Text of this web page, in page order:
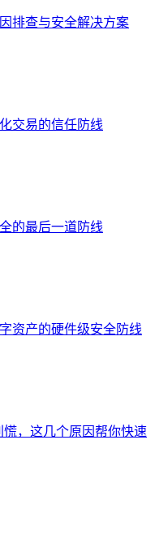
排查与安全解决方案
交易的信任防线
的最后一道防线
资产的硬件级安全防线
，这几个原因帮你快速